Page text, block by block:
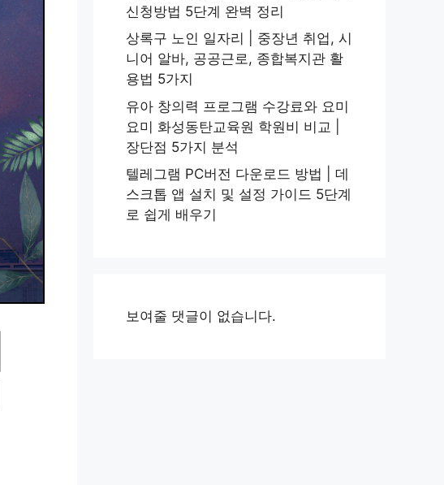
신청방법 5단계 완벽 정리
상록구 노인 일자리 | 중장년 취업, 시
니어 알바, 공공근로, 종합복지관 활
용법 5가지
유아 창의력 프로그램 수강료와 요미
요미 화성동탄교육원 학원비 비교 |
장단점 5가지 분석
텔레그램 PC버전 다운로드 방법 | 데
스크톱 앱 설치 및 설정 가이드 5단계
로 쉽게 배우기
보여줄 댓글이 없습니다.